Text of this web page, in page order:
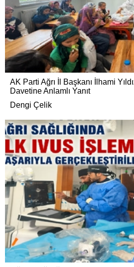
AK Parti Ağrı İl Başkanı İlhami
Davetine Anlamlı Yanıt
Dengi Çelik